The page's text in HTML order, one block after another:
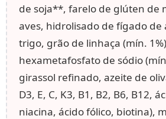
de soja**, farelo de glúten de
aves, hidrolisado de fígado de
trigo, grão de linhaça (mín.
hexametafosfato de sódio
girassol refinado, azeite de
D3, E, C, K3, B1, B2, B6, B12,
niacina, ácido fólico, biotina),